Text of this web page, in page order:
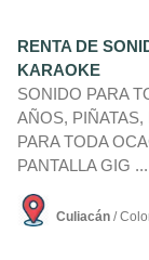
RENTA DE
KARAOKE
SONIDO PARA
AÑOS,
PARA TODA
PANTALLA GIG ...
Culiacán /